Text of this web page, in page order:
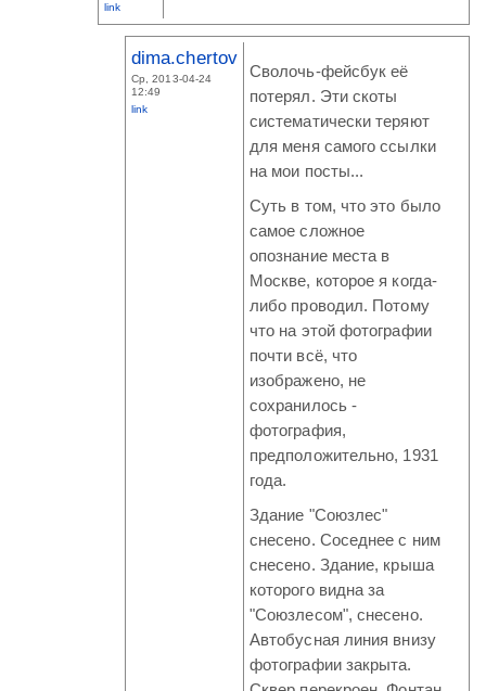
link
dima.chertov
Ср, 2013-04-24
12:49
link
Сволочь-фейсбук её
потерял. Эти скоты
систематически теряют
для меня самого ссылки
на мои посты...
Суть в том, что это было
самое сложное
опознание места в
Москве, которое я когда-
либо проводил. Потому
что на этой фотографии
почти всё, что
изображено, не
сохранилось -
фотография,
предположительно, 1931
года.
Здание "Союзлес"
снесено. Соседнее с ним
снесено. Здание, крыша
которого видна за
"Союзлесом", снесено.
Автобусная линия внизу
фотографии закрыта.